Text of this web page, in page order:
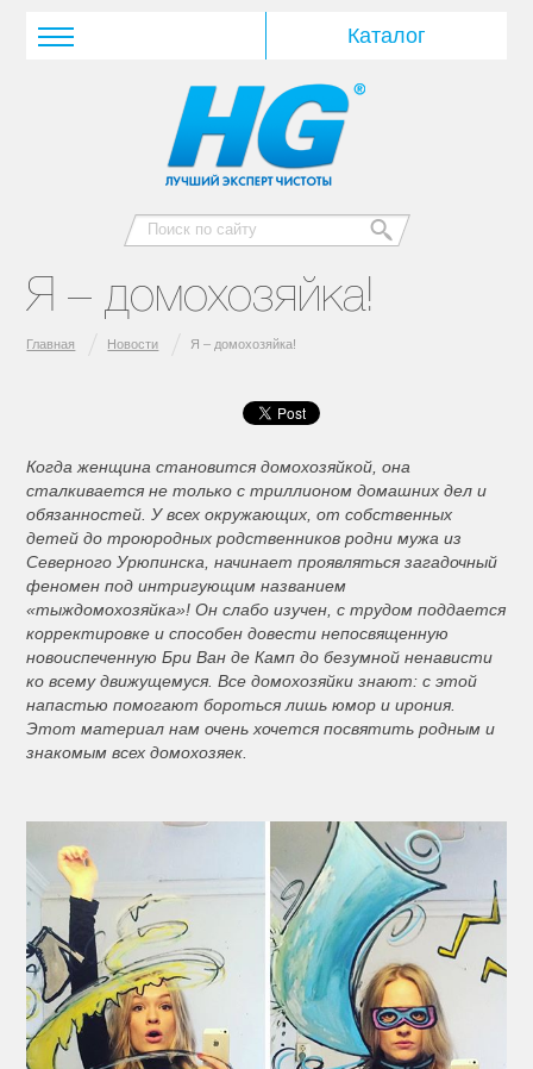
Я – домохозяйка!
Главная Новости Я – домохозяйка!
Когда женщина становится домохозяйкой, она
сталкивается не только с триллионом домашних дел и
обязанностей. У всех окружающих, от собственных
детей до троюродных родственников родни мужа из
Северного Урюпинска, начинает проявляться загадочный
феномен под интригующим названием
«тыждомохозяйка»! Он слабо изучен, с трудом поддается
корректировке и способен довести непосвященную
новоиспеченную Бри Ван де Камп до безумной ненависти
ко всему движущемуся. Все домохозяйки знают: с этой
напастью помогают бороться лишь юмор и ирония.
Этот материал нам очень хочется посвятить родным и
знакомым всех домохозяек.